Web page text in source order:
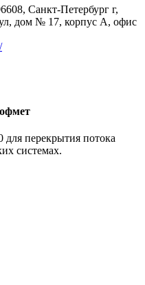
Санкт-Петербург г,
дом № 17, корпус А, офис
перекрытия потока
системах.